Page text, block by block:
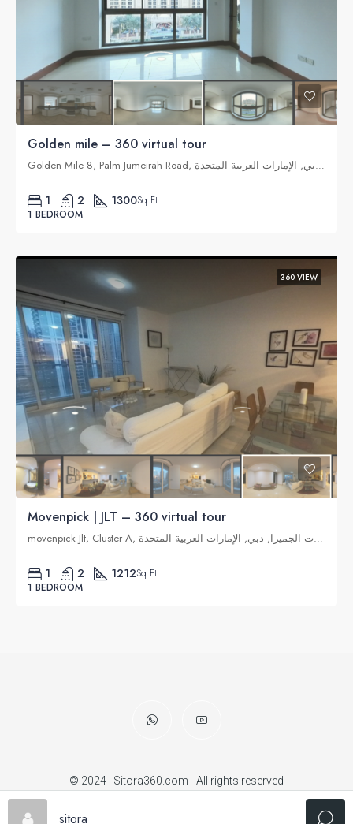
Golden mile – 360 virtual tour
Golden Mile 8, Palm Jumeirah Road, نخلة جميرا, دبي, الإمارات العربية المتحدة
1 2 1300Sq Ft
1 BEDROOM
360 VIEW
Movenpick | JLT – 360 virtual tour
movenpick Jlt, Cluster A, تلال الإمارات, أبراج بحيرات الجميرا, دبي, الإمارات العربية المتحدة
1 2 1212Sq Ft
1 BEDROOM
© 2024 | Sitora360.com - All rights reserved
sitora